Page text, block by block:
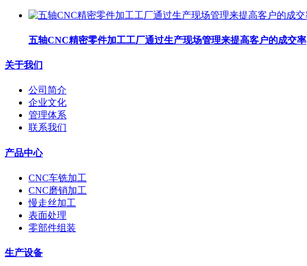
五轴CNC精密零件加工工厂​通过生产现场管理来提高客户的成交率
关于我们
公司简介
企业文化
管理体系
联系我们
产品中心
CNC车铣加工
CNC磨销加工
慢走丝加工
表面处理
零部件组装
生产设备